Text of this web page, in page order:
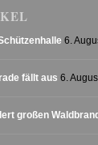
6.
fällt aus 6.
großen Waldbrand